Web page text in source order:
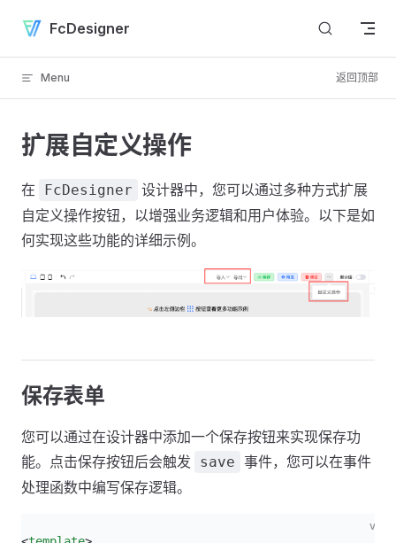
Skip to content
FcDesigner
Menu 返回顶部
扩展自定义操作
在 FcDesigner 设计器中，您可以通过多种方式扩展
自定义操作按钮，以增强业务逻辑和用户体验。以下是如
何实现这些功能的详细示例。
保存表单
您可以通过在设计器中添加一个保存按钮来实现保存功
能。点击保存按钮后会触发
save 事件，您可以在事件
处理函数中编写保存逻辑。
vue